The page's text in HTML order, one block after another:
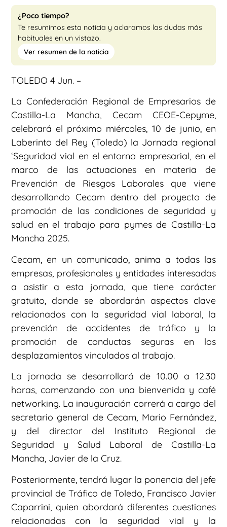
¿Poco tiempo?
Te resumimos esta noticia y aclaramos las dudas más
habituales en un vistazo.
Ver resumen de la noticia
TOLEDO 4 Jun. –
La Confederación Regional de Empresarios de
Castilla-La Mancha, Cecam CEOE-Cepyme,
celebrará el próximo miércoles, 10 de junio, en
Laberinto del Rey (Toledo) la Jornada regional
‘Seguridad vial en el entorno empresarial, en el
marco de las actuaciones en materia de
Prevención de Riesgos Laborales que viene
desarrollando Cecam dentro del proyecto de
promoción de las condiciones de seguridad y
salud en el trabajo para pymes de Castilla-La
Mancha 2025.
Cecam, en un comunicado, anima a todas las
empresas, profesionales y entidades interesadas
a asistir a esta jornada, que tiene carácter
gratuito, donde se abordarán aspectos clave
relacionados con la seguridad vial laboral, la
prevención de accidentes de tráfico y la
promoción de conductas seguras en los
desplazamientos vinculados al trabajo.
La jornada se desarrollará de 10.00 a 12.30
horas, comenzando con una bienvenida y café
networking. La inauguración correrá a cargo del
secretario general de Cecam, Mario Fernández,
y del director del Instituto Regional de
Seguridad y Salud Laboral de Castilla-La
Mancha, Javier de la Cruz.
Posteriormente, tendrá lugar la ponencia del jefe
provincial de Tráfico de Toledo, Francisco Javier
Caparrini, quien abordará diferentes cuestiones
relacionadas con la seguridad vial y la